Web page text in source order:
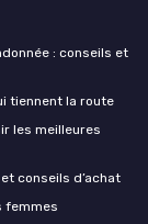
: conseils et
tiennent la route
les meilleures
conseils d’achat
femmes